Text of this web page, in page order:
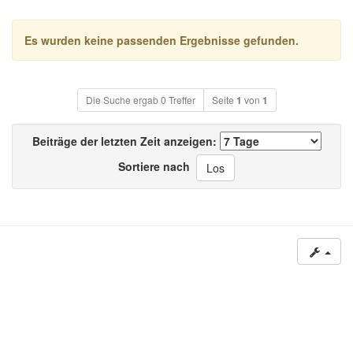
Es wurden keine passenden Ergebnisse gefunden.
Die Suche ergab 0 Treffer Seite 1 von 1
Beiträge der letzten Zeit anzeigen:
Sortiere nach